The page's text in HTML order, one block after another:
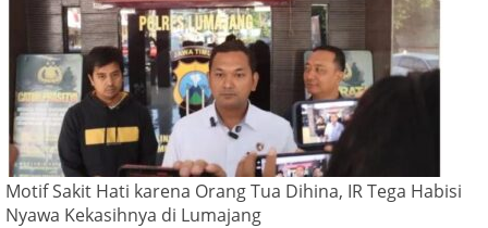
Motif Sakit Hati karena Orang Tua Dihina, IR Tega Habisi
Nyawa Kekasihnya di Lumajang